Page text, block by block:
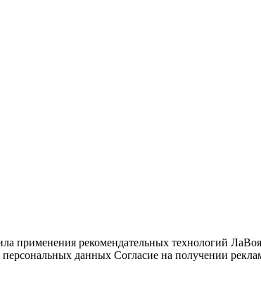
применения рекомендательных технологий
данных Согласие на получении